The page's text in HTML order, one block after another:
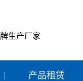
生产厂家
产品租赁